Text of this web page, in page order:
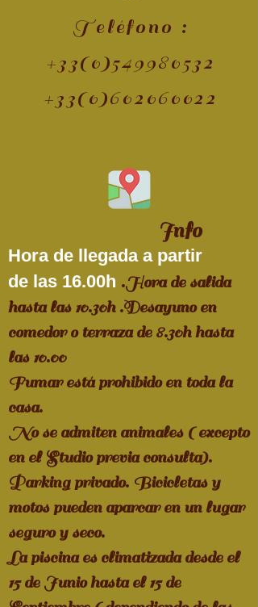
Teléfono :
+33(0)549980532
+33(0)602060022
Info
Hora de llegada a partir
de las 16.00h .Hora de salida
hasta las 10.30h .Desayuno en
comedor o terraza de 8.30h hasta
las 10.00
Fumar está prohibido en toda la
casa.
No se admiten animales ( excepto
en el Studio previa consulta).
Parking privado. Bicicletas y
motos pueden aparcar en un lugar
seguro y seco.
La piscina es climatizada desde el
15 de Junio hasta el 15 de